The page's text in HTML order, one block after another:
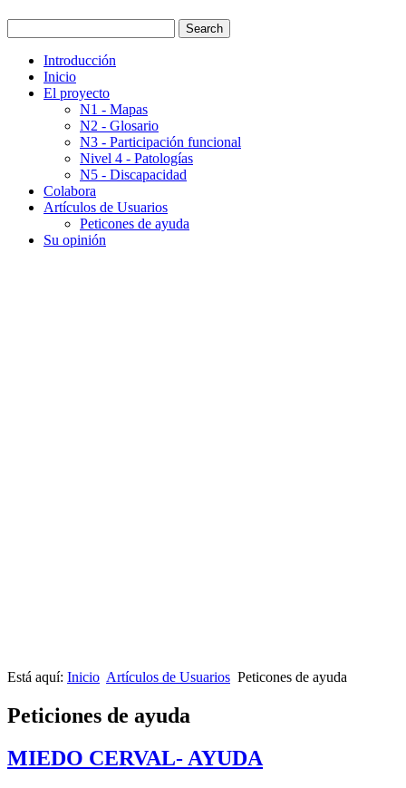
Introducción
Inicio
El proyecto
N1 - Mapas
N2 - Glosario
N3 - Participación funcional
Nivel 4 - Patologías
N5 - Discapacidad
Colabora
Artículos de Usuarios
Peticones de ayuda
Su opinión
Está aquí: Inicio Artículos de Usuarios Peticones de ayuda
Peticiones de ayuda
MIEDO CERVAL- AYUDA